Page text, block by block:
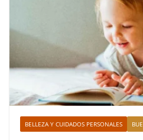
BELLEZA Y CUIDADOS PERSONALES